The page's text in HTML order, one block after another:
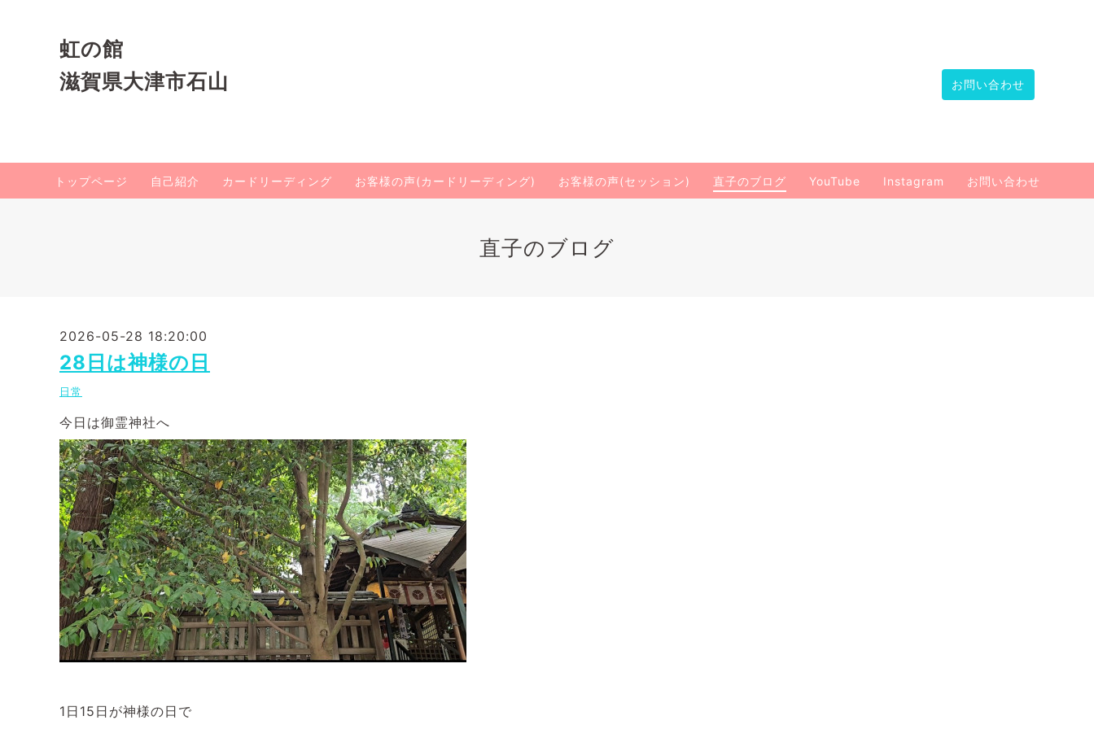
虹の館
滋賀県大津市石山
お問い合わせ
トップページ 自己紹介 カードリーディング お客様の声(カードリーディング) お客様の声(セッション) 直子のブログ YouTube Instagram お問い合わせ
直子のブログ
2026-05-28 18:20:00
28日は神様の日
日常
今日は御霊神社へ
1日15日が神様の日で